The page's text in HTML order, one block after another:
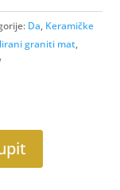
Da, Keramičke
graniti mat,